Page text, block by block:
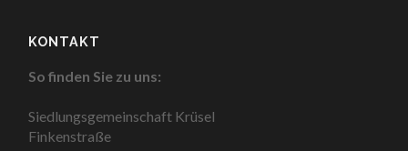
KONTAKT
So finden Sie zu uns:
Siedlungsgemeinschaft Krüsel
Finkenstraße